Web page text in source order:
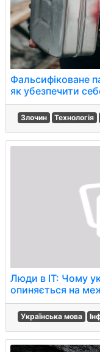
Фальсифіковане
як убезпечити
Злочин Технологія
Люди в IT: Чому
опиняється на
Українська мова